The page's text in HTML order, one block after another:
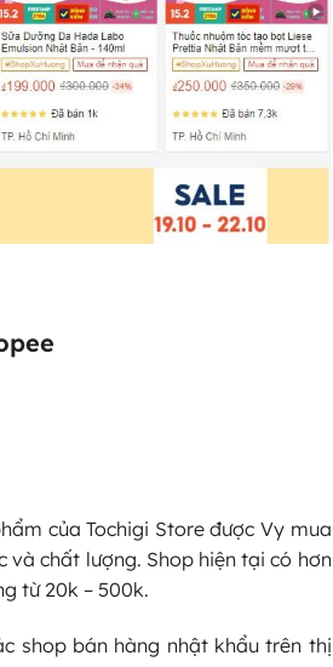
của Tochigi Store được Vy mua
chất lượng. Shop hiện tại có hơn
từ 20k – 500k.
shop bán hàng nhật khẩu trên thị